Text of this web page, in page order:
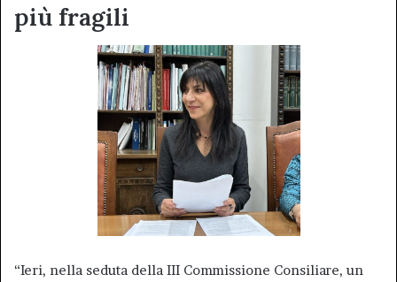
più fragili
“Ieri, nella seduta della III Commissione Consiliare, un